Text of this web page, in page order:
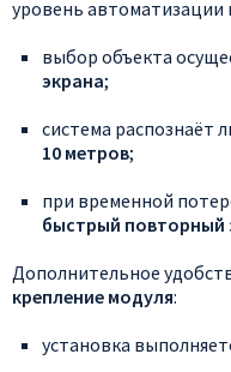
уровень автоматизации
выбор объекта
экрана;
система распознаёт
10 метров;
при временной
быстрый повторный
Дополнительное
крепление модуля:
установка